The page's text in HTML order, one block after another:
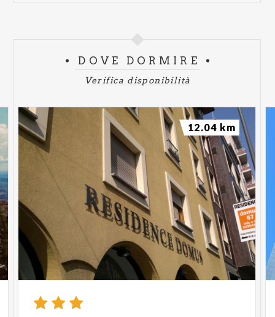
DOVE DORMIRE
Verifica disponibilità
12.04 km